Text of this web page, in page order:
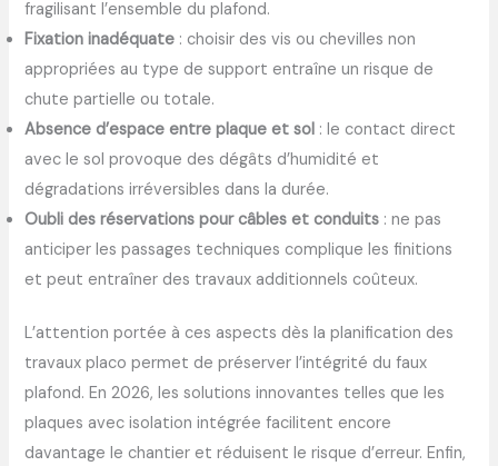
fragilisant l’ensemble du plafond.
Fixation inadéquate : choisir des vis ou chevilles non
appropriées au type de support entraîne un risque de
chute partielle ou totale.
Absence d’espace entre plaque et sol : le contact direct
avec le sol provoque des dégâts d’humidité et
dégradations irréversibles dans la durée.
Oubli des réservations pour câbles et conduits : ne pas
anticiper les passages techniques complique les finitions
et peut entraîner des travaux additionnels coûteux.
L’attention portée à ces aspects dès la planification des
travaux placo permet de préserver l’intégrité du faux
plafond. En 2026, les solutions innovantes telles que les
plaques avec isolation intégrée facilitent encore
davantage le chantier et réduisent le risque d’erreur. Enfin,